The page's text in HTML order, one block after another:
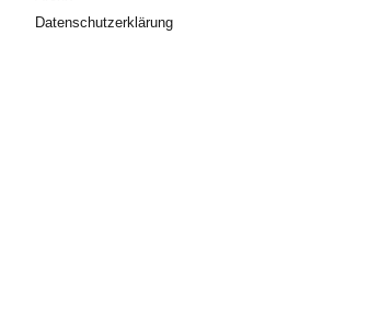
Datenschutzerklärung